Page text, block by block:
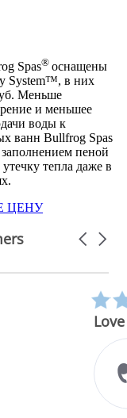
Spas® оснащены
System™, в них
Меньше
и меньшее
воды к
ванн Bullfrog Spas
пеной
тепла даже в
ЦЕНУ
Carousel
stations, very
efficient, easy to
beautiful. I love
spa!